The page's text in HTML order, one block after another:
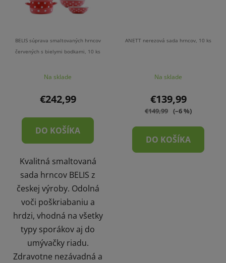
BELIS súprava smaltovaných hrncov
červených s bielymi bodkami, 10 ks
Na sklade
€242,99
DO KOŠÍKA
Kvalitná smaltovaná
sada hrncov BELIS z
českej výroby. Odolná
voči poškriabaniu a
hrdzi, vhodná na všetky
typy sporákov aj do
umývačky riadu.
Zdravotne nezávadná a
ANETT nerezová sada hrncov, 10 ks
Na sklade
€139,99
€149,99 (–6 %)
DO KOŠÍKA